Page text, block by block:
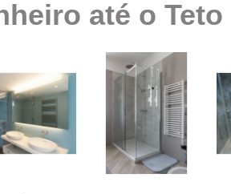
Espelhos em
Espelhos para
ambientes
Fechamento de
ambiente com
vidro
Guarda corpo
até o